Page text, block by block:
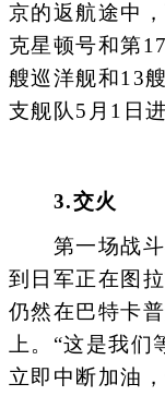
京的返航途中
克星顿号和第
艘巡洋舰和13
支舰队5月1日
3.交火
第一场战斗
到日军正在图
仍然在巴特卡
上。“这是我
立即中断加油